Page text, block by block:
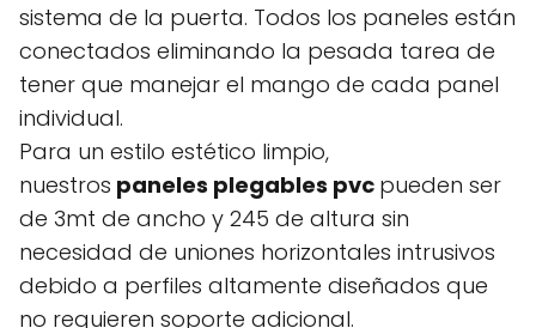
sistema de la puerta. Todos los paneles están
conectados eliminando la pesada tarea de
tener que manejar el mango de cada panel
individual.
Para un estilo estético limpio,
nuestros paneles plegables pvc pueden ser
de 3mt de ancho y 245 de altura sin
necesidad de uniones horizontales intrusivos
debido a perfiles altamente diseñados que
no requieren soporte adicional.